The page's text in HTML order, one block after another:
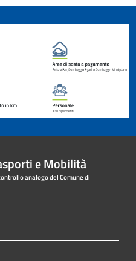
e Mobilità
analogo del Comune di